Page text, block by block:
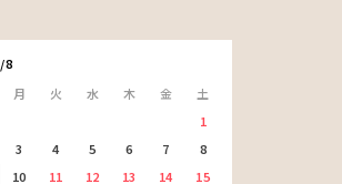
8
月 火 水 木 金
土
1
3 4 5 6 7
8
10 11 12 13 14
15